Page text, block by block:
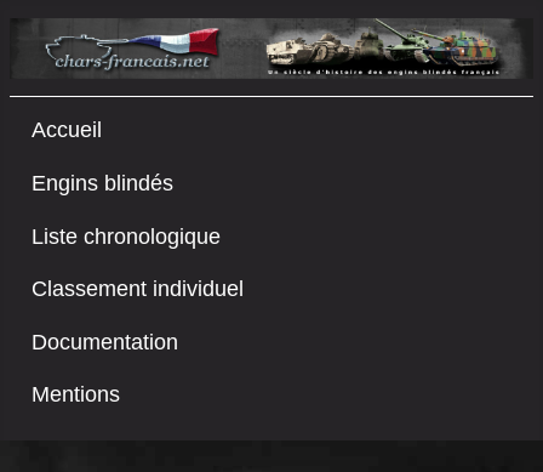
Accueil
Engins blindés
Liste chronologique
Classement individuel
Documentation
Mentions